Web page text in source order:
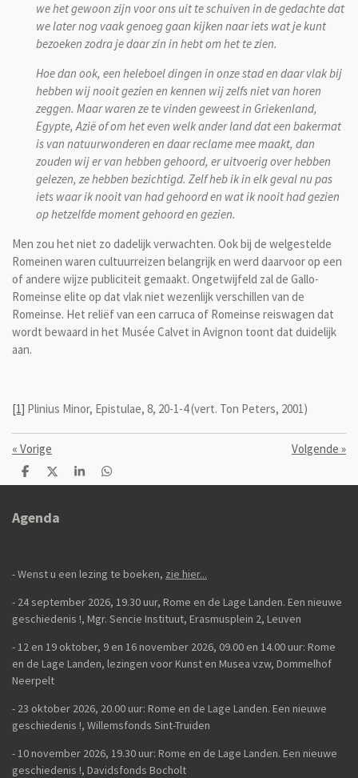
we het gewoon zijn voor ons uit te schuiven in de gedachte dat
we later nog vaak genoeg gaan kijken naar iets wat je kunt
bezoeken zodra je daar zin in hebt om het te zien.
Hoe dan ook, een heleboel dingen in onze stad en daar vlak bij
hebben wij nooit gezien en kennen wij zelfs niet van horen
zeggen. Maar waren ze te vinden geweest in Griekenland,
Egypte, Azië of om het even welk ander land dat een bakermat
is van natuurwonderen en daar reclame mee maakt, dan
zouden wij er van hebben gehoord, er uitvoerig over hebben
gelezen, ze hebben bezichtigd. Zelf heb ik in elk geval nu pas
iets waar ik nooit van had gehoord en wat ik nooit had gezien
op hetzelfde moment gehoord en gezien.
Men zou het niet zo dadelijk verwachten. Ook bij de welgestelde
Romeinen waren cultuurreizen belangrijk en werd daarvoor op een
of andere wijze publiciteit gemaakt. Ongetwijfeld zal de Gallo-
Romeinse elite op dat vlak niet wezenlijk verschillen van de
Romeinse. Het reliëf van een carruca of Romeinse reiswagen dat
wordt bewaard in het Musée Calvet in Avignon toont dat duidelijk
aan.
[1] Plinius Minor, Epistulae, 8, 20-1-4 (vert. Ton Peters, 2001)
« Vorige Volgende »
D
e
n
D
e
S
h
D
e
Agenda
- Wenst u een lezing te boeken, zie hier...
- 24 september 2026, 19.30 uur, Rome en de Lage Landen. Een nieuwe
geschiedenis !, Mgr. Sencie Instituut, Erasmusplein 2, Leuven
- 12 en 19 oktober, 9 en 16 november 2026, 09.00 en 14.00 uur: Rome
en de Lage Landen, lezingen voor Kunst en Musea vzw, Dommelhof
Neerpelt
- 23 oktober 2026, 20.00 uur: Rome en de Lage Landen. Een nieuwe
geschiedenis !, Willemsfonds Sint-Truiden
- 10 november 2026, 19.30 uur: Rome en de Lage Landen. Een nieuwe
geschiedenis !, Davidsfonds Bocholt